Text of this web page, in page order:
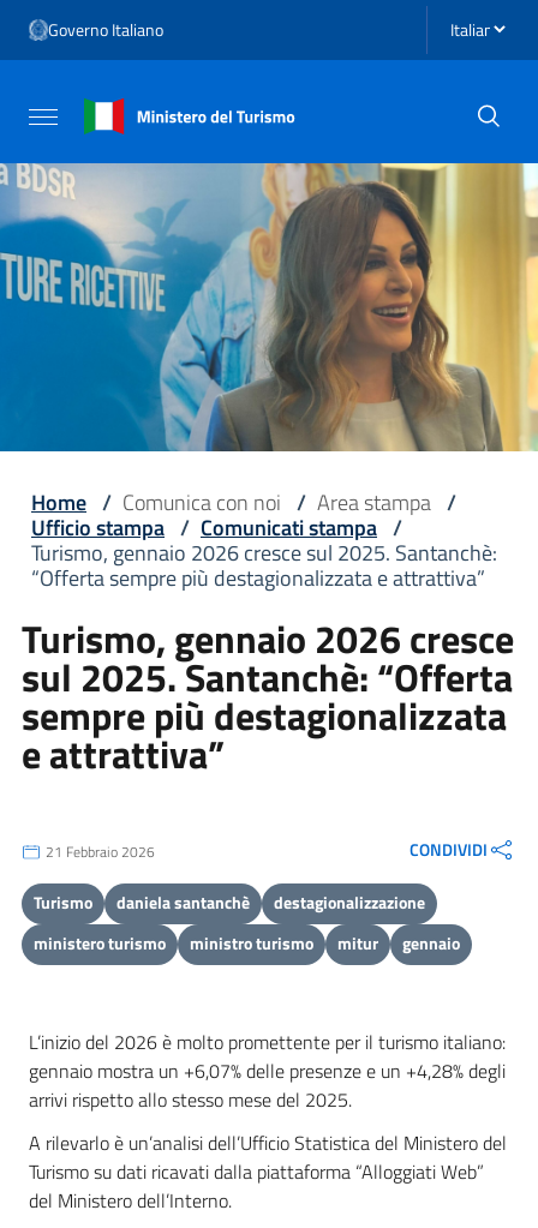
Vai al menu di navigazione
Vai al footer
Governo Italiano Seleziona
Attiva / disattiva la navigazione
Home / Comunica con noi / Area stampa /
Ufficio stampa / Comunicati stampa /
Turismo, gennaio 2026 cresce sul 2025. Santanchè:
“Offerta sempre più destagionalizzata e attrattiva”
Turismo, gennaio 2026 cresce
sul 2025. Santanchè: “Offerta
sempre più destagionalizzata
e attrattiva”
21 Febbraio 2026 CONDIVIDI
Turismo daniela santanchè
destagionalizzazione
ministero turismo
ministro turismo mitur gennaio
L’inizio del 2026 è molto promettente per il turismo italiano:
gennaio mostra un +6,07% delle presenze e un +4,28% degli
arrivi rispetto allo stesso mese del 2025.
A rilevarlo è un’analisi dell’Ufficio Statistica del Ministero del
Turismo su dati ricavati dalla piattaforma “Alloggiati Web”
del Ministero dell’Interno.